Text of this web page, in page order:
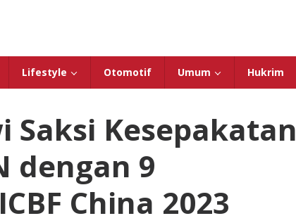
Lifestyle Otomotif Umum Hukrim
Saksi Kesepakatan
dengan 9
China 2023